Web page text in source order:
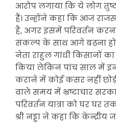
आरोप लगाया कि ये लोग
हैं। उन्होंने कहा कि आज
है, अगर इसमें परिवर्तन करना
संकल्प के साथ आगे बढ़ना
नेता राहुल गांधी किसानों
किया लेकिन पांच साल में
कराने में कोई कसर नहीं
वाले समय में भ्रष्टाचार
परिवर्तन यात्रा को घर घर
श्री नड्डा ने कहा कि केन्द्रीय